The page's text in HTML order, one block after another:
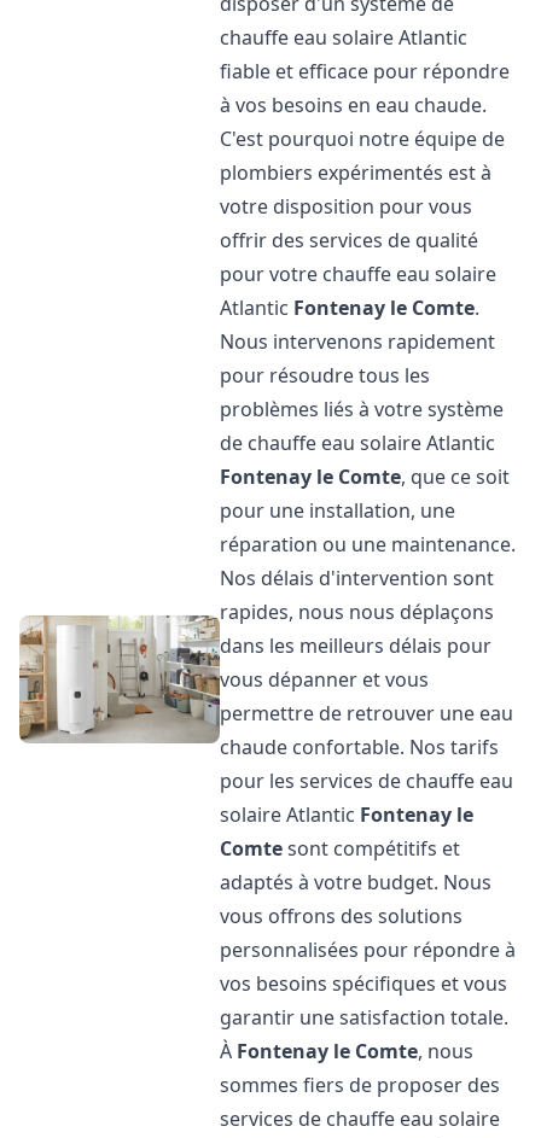
chauffe eau solaire Atlantic
fiable et efficace pour répondre
à vos besoins en eau chaude.
C'est pourquoi notre équipe de
plombiers expérimentés est à
votre disposition pour vous
offrir des services de qualité
pour votre chauffe eau solaire
Atlantic Fontenay le Comte.
Nous intervenons rapidement
pour résoudre tous les
problèmes liés à votre système
de chauffe eau solaire Atlantic
Fontenay le Comte, que ce soit
pour une installation, une
réparation ou une maintenance.
Nos délais d'intervention sont
rapides, nous nous déplaçons
dans les meilleurs délais pour
vous dépanner et vous
permettre de retrouver une eau
chaude confortable. Nos tarifs
pour les services de chauffe eau
solaire Atlantic Fontenay le
Comtesont compétitifs et
adaptés à votre budget. Nous
vous offrons des solutions
personnalisées pour répondre à
vos besoins spécifiques et vous
garantir une satisfaction totale.
À Fontenay le Comte, nous
sommes fiers de proposer des
services de chauffe eau solaire